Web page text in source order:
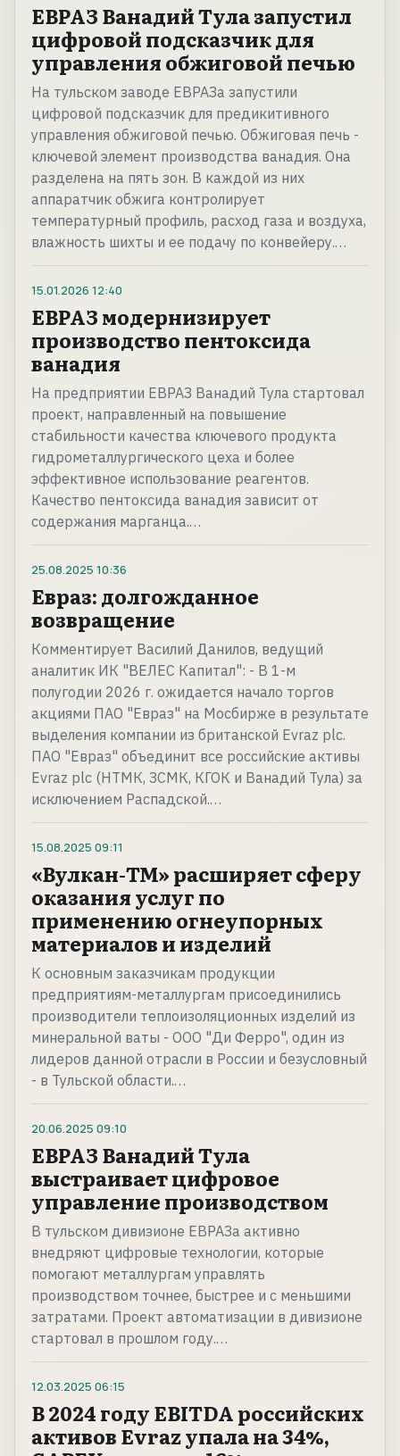
ЕВРАЗ Ванадий Тула запустил
цифровой подсказчик для
управления обжиговой печью
На тульском заводе ЕВРАЗа запустили
цифровой подсказчик для предикитивного
управления обжиговой печью. Обжиговая печь -
ключевой элемент производства ванадия. Она
разделена на пять зон. В каждой из них
аппаратчик обжига контролирует
температурный профиль, расход газа и воздуха,
влажность шихты и ее подачу по конвейеру.…
15.01.2026 12:40
ЕВРАЗ модернизирует
производство пентоксида
ванадия
На предприятии ЕВРАЗ Ванадий Тула стартовал
проект, направленный на повышение
стабильности качества ключевого продукта
гидрометаллургического цеха и более
эффективное использование реагентов.
Качество пентоксида ванадия зависит от
содержания марганца.…
25.08.2025 10:36
Евраз: долгожданное
возвращение
Комментирует Василий Данилов, ведущий
аналитик ИК "ВЕЛЕС Капитал": - В 1-м
полугодии 2026 г. ожидается начало торгов
акциями ПАО "Евраз" на Мосбирже в результате
выделения компании из британской Evraz plc.
ПАО "Евраз" объединит все российские активы
Evraz plc (НТМК, ЗСМК, КГОК и Ванадий Тула) за
исключением Распадской.…
15.08.2025 09:11
«Вулкан-ТМ» расширяет сферу
оказания услуг по
применению огнеупорных
материалов и изделий
К основным заказчикам продукции
предприятиям-металлургам присоединились
производители теплоизоляционных изделий из
минеральной ваты - ООО "Ди Ферро", один из
лидеров данной отрасли в России и безусловный
- в Тульской области.…
20.06.2025 09:10
ЕВРАЗ Ванадий Тула
выстраивает цифровое
управление производством
В тульском дивизионе ЕВРАЗа активно
внедряют цифровые технологии, которые
помогают металлургам управлять
производством точнее, быстрее и с меньшими
затратами. Проект автоматизации в дивизионе
стартовал в прошлом году.…
12.03.2025 06:15
В 2024 году EBITDA российских
активов Evraz упала на 34%,